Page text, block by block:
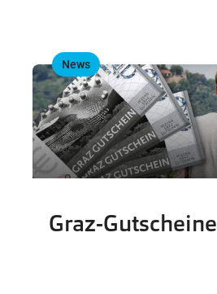
,
News
Graz-Gutscheine